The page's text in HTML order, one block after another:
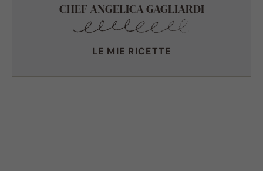
CHEF ANGELICA GAGLIARDI
LE MIE RICETTE